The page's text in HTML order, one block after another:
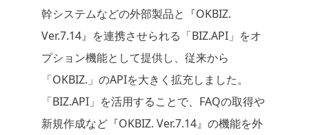
幹システムなどの外部製品と『OKBIZ.
Ver.7.14』を連携させられる「BIZ.API」をオ
プション機能として提供し、従来から
「OKBIZ.」のAPIを大きく拡充しました。
「BIZ.API」を活用することで、FAQの取得や
新規作成など『OKBIZ. Ver.7.14』の機能を外